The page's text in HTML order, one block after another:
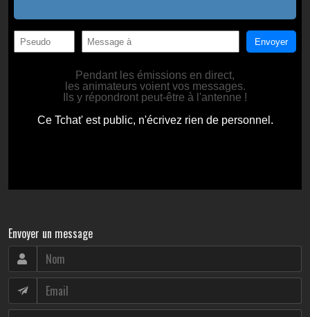
Envoyer un message